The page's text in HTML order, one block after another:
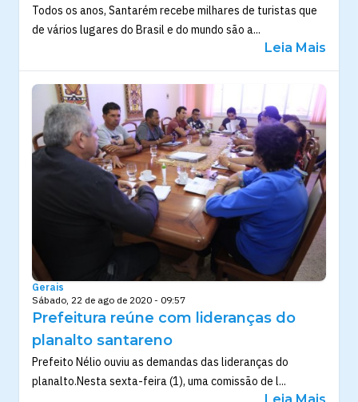
Todos os anos, Santarém recebe milhares de turistas que
de vários lugares do Brasil e do mundo são a...
Leia Mais
Gerais
Sábado, 22 de ago de 2020 - 09:57
Prefeitura reúne com lideranças do
planalto santareno
Prefeito Nélio ouviu as demandas das lideranças do
planalto.Nesta sexta-feira (1), uma comissão de l...